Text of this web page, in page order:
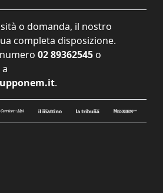
o domanda, il nostro
completa disposizione.
02 89362545 o
.